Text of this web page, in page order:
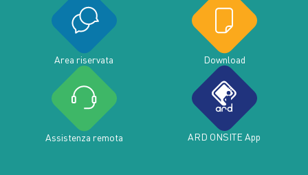
Area riservata Download
Assistenza remota ARD ONSITE App